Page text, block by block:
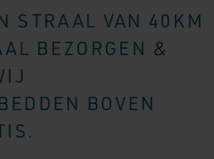
STRAAL VAN 40KM
BEZORGEN &
BOVEN